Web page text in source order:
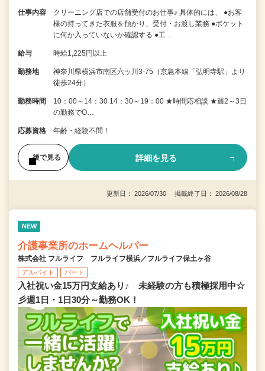
仕事内容
クリーニング店での店舗受付のお仕事♪ 具体的には、 ●お客
様の持ってきた衣服を預かり、受付・お渡し業務 ●ポケット
に何か入っていないか確認する ●工…
給与 時給1,225円以上
勤務地
神奈川県横浜市南区六ッ川3-75（京急本線「弘明寺駅」より
徒歩24分）
勤務時間
10：00～14：30 14：30～19：00 ★時間応相談 ★週2～3日
の勤務でO…
応募資格 年齢・経験不問！
後で見る 詳細を見る
更新日： 2026/07/30 掲載終了日： 2026/08/28
NEW
介護事業所のホームヘルパー
株式会社 フルライフ フルライフ横浜／フルライフ保土ヶ谷
アルバイト パート
入社祝い金15万円支給あり♪ 未経験の方も積極採用中☆
彡週1日・1日30分～勤務OK！